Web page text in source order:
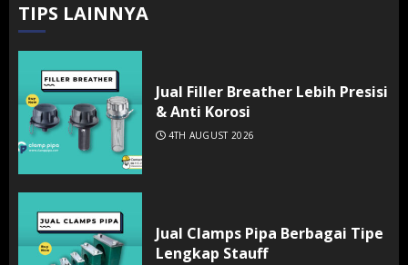
TIPS LAINNYA
Jual Filler Breather Lebih Presisi
& Anti Korosi
4TH AUGUST 2026
Jual Clamps Pipa Berbagai Tipe
Lengkap Stauff